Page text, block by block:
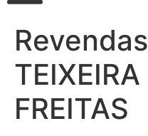
TEIXEIRA
FREITAS